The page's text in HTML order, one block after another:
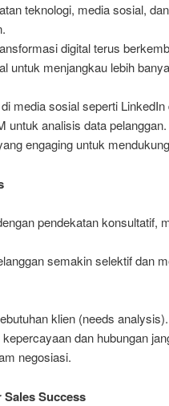
teknologi, media sosial,
digital terus
untuk menjangkau lebih
media sosial seperti
untuk analisis data pelanggan.
engaging untuk
pendekatan konsultatif,
semakin selektif dan
klien (needs analysis).
dan hubungan
negosiasi.
Success